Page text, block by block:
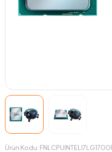
Ürün Kodu: